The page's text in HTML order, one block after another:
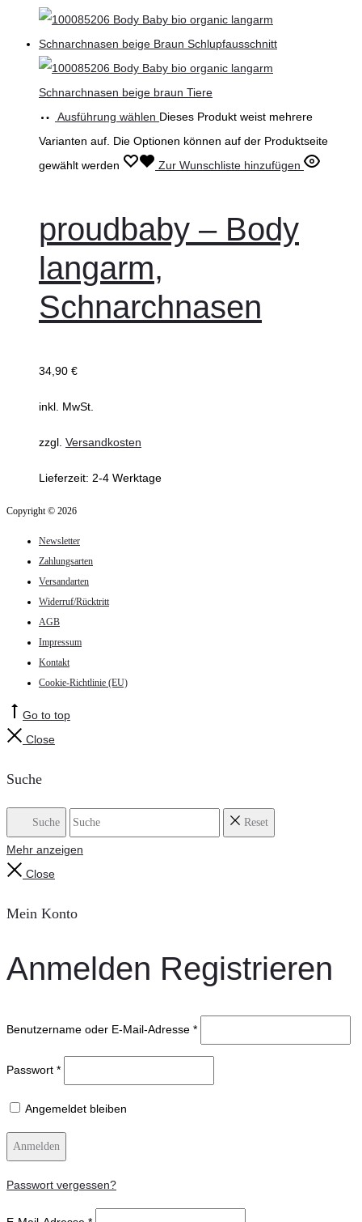
Ausführung wählen Dieses Produkt weist mehrere
Varianten auf. Die Optionen können auf der Produktseite
gewählt werden
Zur Wunschliste hinzufügen
proudbaby – Body
langarm,
Schnarchnasen
34,90 €
inkl. MwSt.
zzgl. Versandkosten
Lieferzeit: 2-4 Werktage
Copyright © 2026
Newsletter
Zahlungsarten
Versandarten
Widerruf/Rücktritt
AGB
Impressum
Kontakt
Cookie-Richtlinie (EU)
Go to top
Close
Suche
Suche Reset
Mehr anzeigen
Close
Mein Konto
Anmelden Registrieren
Benutzername oder E-Mail-Adresse *
Passwort *
Angemeldet bleiben
Anmelden
Passwort vergessen?